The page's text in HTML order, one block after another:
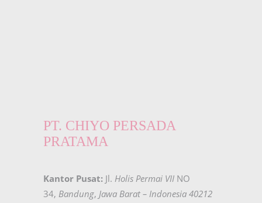
PT. CHIYO PERSADA
PRATAMA
Kantor Pusat: Jl. Holis Permai VII NO
34, Bandung, Jawa Barat – Indonesia 40212